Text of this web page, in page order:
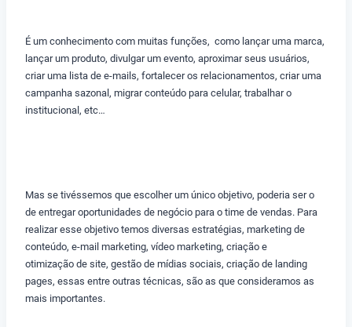
É um conhecimento com muitas funções, como lançar uma marca,
lançar um produto, divulgar um evento, aproximar seus usuários,
criar uma lista de e-mails, fortalecer os relacionamentos, criar uma
campanha sazonal, migrar conteúdo para celular, trabalhar o
institucional, etc…
Mas se tivéssemos que escolher um único objetivo, poderia ser o
de entregar oportunidades de negócio para o time de vendas. Para
realizar esse objetivo temos diversas estratégias, marketing de
conteúdo, e-mail marketing, vídeo marketing, criação e
otimização de site, gestão de mídias sociais, criação de landing
pages, essas entre outras técnicas, são as que consideramos as
mais importantes.